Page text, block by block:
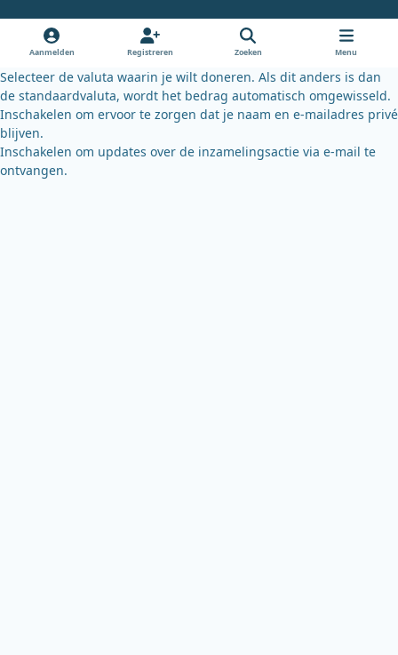
o
k
b
k
y
Aanmelden Registreren Zoeken Menu
Selecteer de valuta waarin je wilt doneren. Als dit anders is dan
de standaardvaluta, wordt het bedrag automatisch omgewisseld.
Inschakelen om ervoor te zorgen dat je naam en e-mailadres privé
blijven.
Inschakelen om updates over de inzamelingsactie via e-mail te
ontvangen.